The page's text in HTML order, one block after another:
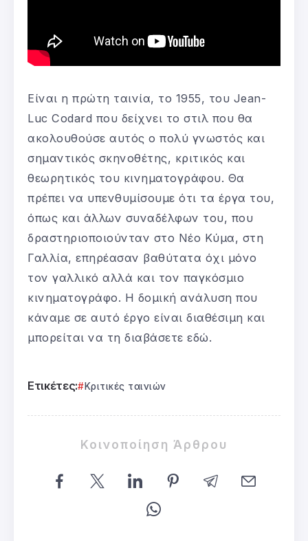
Είναι η πρώτη ταινία, το 1955, του Jean-
Luc Codard που δείχνει το στιλ που θα
ακολουθούσε αυτός ο πολύ γνωστός και
σημαντικός σκηνοθέτης, κριτικός και
θεωρητικός του κινηματογράφου. Θα
πρέπει να υπενθυμίσουμε ότι τα έργα του,
όπως και άλλων συναδέλφων του, που
δραστηριοποιούνταν στο Νέο Κύμα, στη
Γαλλία, επηρέασαν βαθύτατα όχι μόνο
τον γαλλικό αλλά και τον παγκόσμιο
κινηματογράφο. Η δομική ανάλυση που
κάναμε σε αυτό έργο είναι διαθέσιμη και
μπορείται να τη διαβάσετε εδώ.
Ετικέτες: Κριτικές ταινιών
Κοινοποίηση Άρθρου